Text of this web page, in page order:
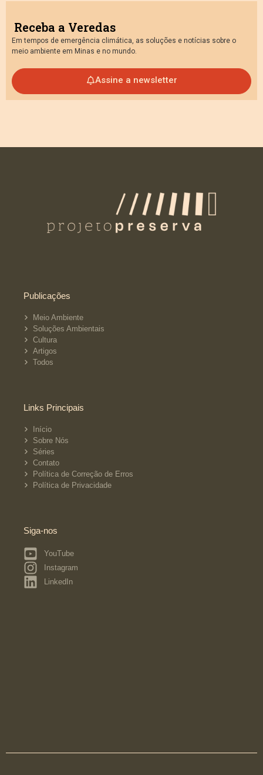
Receba a Veredas
Em tempos de emergência climática, as soluções e notícias sobre o
meio ambiente em Minas e no mundo.
Assine a newsletter
Publicações
Meio Ambiente
Soluções Ambientais
Cultura
Artigos
Todos
Links Principais
Início
Sobre Nós
Séries
Contato
Política de Correção de Erros
Política de Privacidade
Siga-nos
YouTube
Instagram
LinkedIn